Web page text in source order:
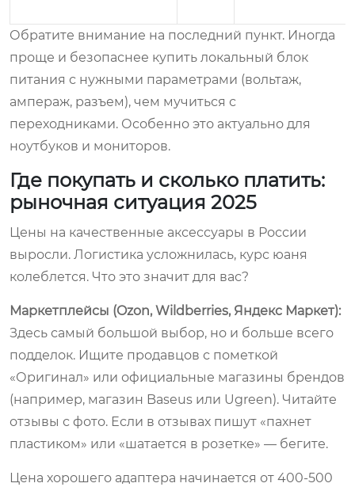
Обратите внимание на последний пункт. Иногда
проще и безопаснее купить локальный блок
питания с нужными параметрами (вольтаж,
ампераж, разъем), чем мучиться с
переходниками. Особенно это актуально для
ноутбуков и мониторов.
Где покупать и сколько платить:
рыночная ситуация 2025
Цены на качественные аксессуары в России
выросли. Логистика усложнилась, курс юаня
колеблется. Что это значит для вас?
Маркетплейсы (Ozon, Wildberries, Яндекс Маркет):
Здесь самый большой выбор, но и больше всего
подделок. Ищите продавцов с пометкой
«Оригинал» или официальные магазины брендов
(например, магазин Baseus или Ugreen). Читайте
отзывы с фото. Если в отзывах пишут «пахнет
пластиком» или «шатается в розетке» — бегите.
Цена хорошего адаптера начинается от 400-500